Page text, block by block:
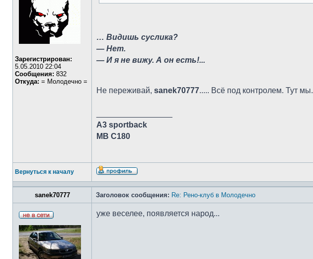
Зарегистрирован:
5.05.2010 22:04
Сообщения: 832
Откуда: = Молодечно =
… Видишь суслика?
— Нет.
— И я не вижу. А он есть!...
Не переживай, sanek70777..... Всё под контролем. Тут мы.
A3 sportback
MB C180
Вернуться к началу
sanek70777 Заголовок сообщения: Re: Рено-клуб в Молодечно
уже веселее, появляется народ...